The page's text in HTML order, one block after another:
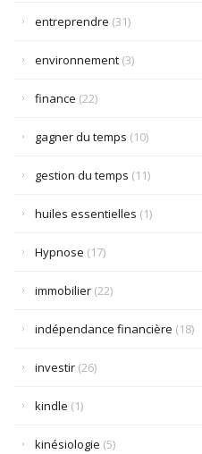
entreprendre (31)
environnement (3)
finance (22)
gagner du temps (10)
gestion du temps (11)
huiles essentielles (1)
Hypnose (17)
immobilier (22)
indépendance financière (18)
investir (26)
kindle (1)
kinésiologie (5)